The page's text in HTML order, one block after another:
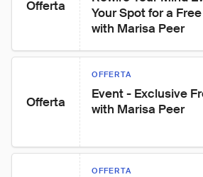
Offerta
Your Spot for a
with Marisa Peer
Offerta
OFFERTA
Event - Exclusive
with Marisa Peer
OFFERTA